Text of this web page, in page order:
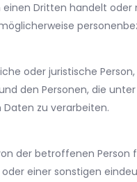
einen Dritten handelt
oder juristische
den Personen, die
zu verarbeiten.
der betroffenen
oder einer sonstigen